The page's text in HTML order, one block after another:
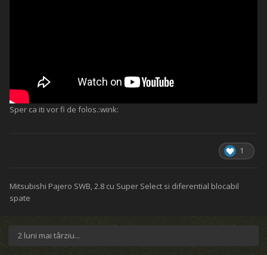
Sper ca iti vor fi de folos.:wink:
1
Mitsubishi Pajero SWB, 2.8 cu Super Select si diferential blocabil
spate
2 luni mai târziu...